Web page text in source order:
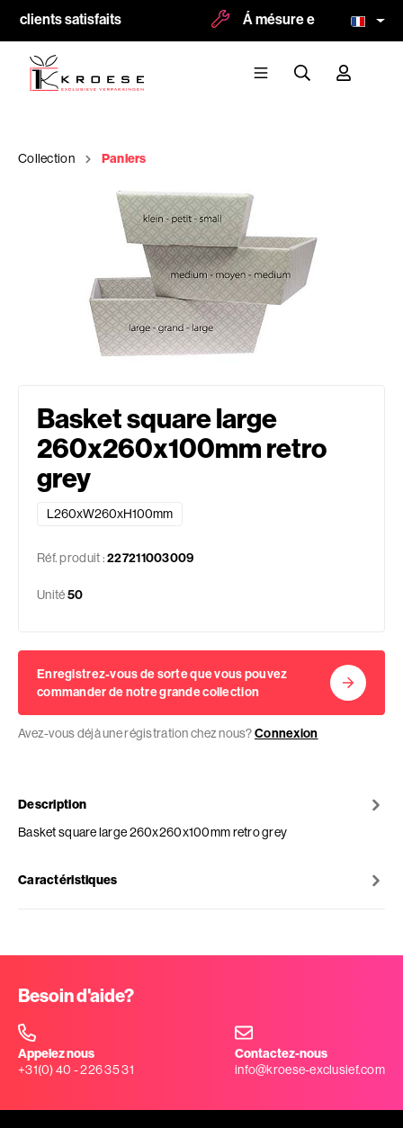
clients satisfaits Á mésure et impression
Collection Paniers
Basket square large
260x260x100mm retro
grey
L260xW260xH100mm
Réf. produit :227211003009
Unité50
Enregistrez-vous de sorte que vous pouvez
commander de notre grande collection
Avez-vous déjà une régistration chez nous?Connexion
Description
Basket square large 260x260x100mm retro grey
Caractéristiques
Besoin d'aide?
Appelez nous
+31(0) 40 - 226 35 31
Contactez-nous
info@kroese-exclusief.com